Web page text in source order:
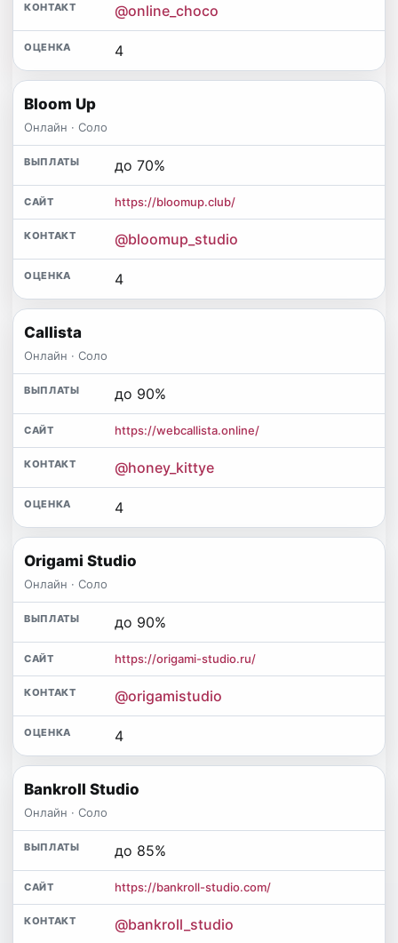
@online_choco
4
Bloom Up
Онлайн · Соло
до 70%
https://bloomup.club/
@bloomup_studio
4
Callista
Онлайн · Соло
до 90%
https://webcallista.online/
@honey_kittye
4
Origami Studio
Онлайн · Соло
до 90%
https://origami-studio.ru/
@origamistudio
4
Bankroll Studio
Онлайн · Соло
до 85%
https://bankroll-studio.com/
@bankroll_studio